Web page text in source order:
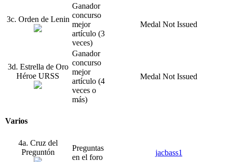
3c. Orden de Lenin
Ganador
concurso
mejor
artículo (3
veces)
Medal Not Issued
3d. Estrella de Oro
Héroe URSS
Ganador
concurso
mejor
artículo (4
veces o
más)
Medal Not Issued
Varios
4a. Cruz del
Preguntón
Preguntas
en el foro
jacbass1